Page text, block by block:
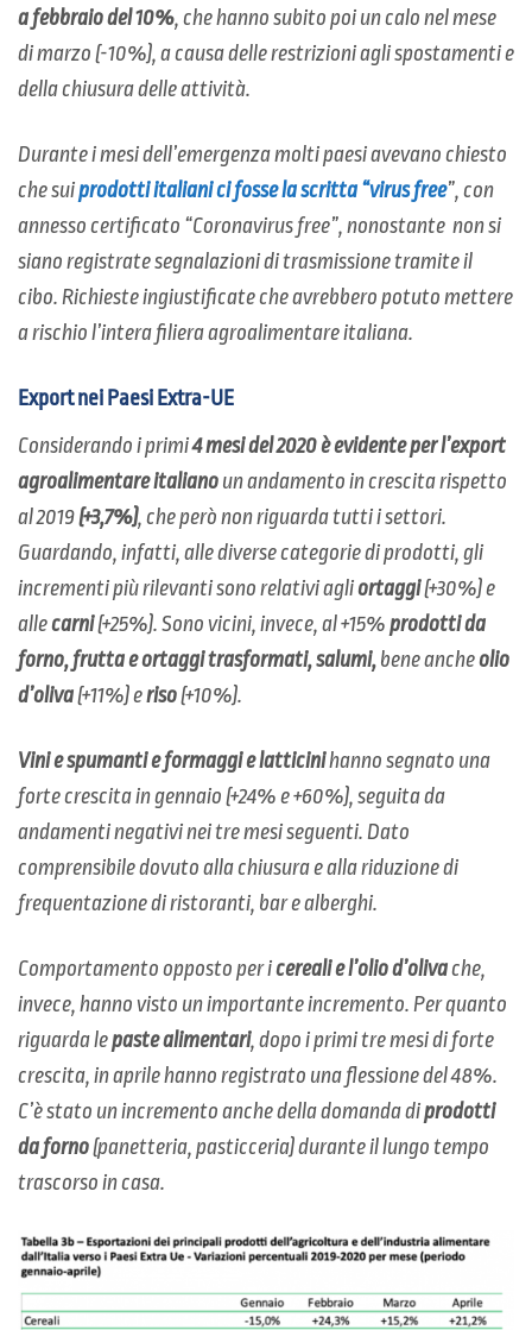
a febbraio del 10%, che hanno subito poi un calo nel mese
di marzo (-10%), a causa delle restrizioni agli spostamenti e
della chiusura delle attività.
Durante i mesi dell’emergenza molti paesi avevano chiesto
che suiprodotti italiani ci fosse la scritta “virus free”, con
annesso certificato “Coronavirus free”, nonostante non si
siano registrate segnalazioni di trasmissione tramite il
cibo. Richieste ingiustificate che avrebbero potuto mettere
a rischio l’intera filiera agroalimentare italiana.
Export nei Paesi Extra-UE
Considerando i primi4 mesi del 2020 è evidente per l’export
agroalimentare italiano un andamento in crescita rispetto
al 2019(+3,7%), che però non riguarda tutti i settori.
Guardando, infatti, alle diverse categorie di prodotti, gli
incrementi più rilevanti sono relativi agliortaggi(+30%) e
allecarni(+25%). Sono vicini, invece, al +15% prodotti da
forno, frutta e ortaggitrasformati, salumi, bene ancheolio
d’oliva(+11%) eriso(+10%).
Vini e spumanti e formaggi e latticinihanno segnato una
forte crescita in gennaio (+24% e +60%), seguita da
andamenti negativi nei tre mesi seguenti. Dato
comprensibile dovuto alla chiusura e alla riduzione di
frequentazione di ristoranti, bar e alberghi.
Comportamento opposto per icereali e l’olio d’olivache,
invece, hanno visto un importante incremento. Per quanto
riguarda lepaste alimentari, dopo i primi tre mesi di forte
crescita, in aprile hanno registrato una flessione del 48%.
C’è stato un incremento anche della domanda diprodotti
da forno(panetteria, pasticceria) durante il lungo tempo
trascorso in casa.